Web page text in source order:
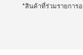
*สินค้าที่ร่วมรายการ